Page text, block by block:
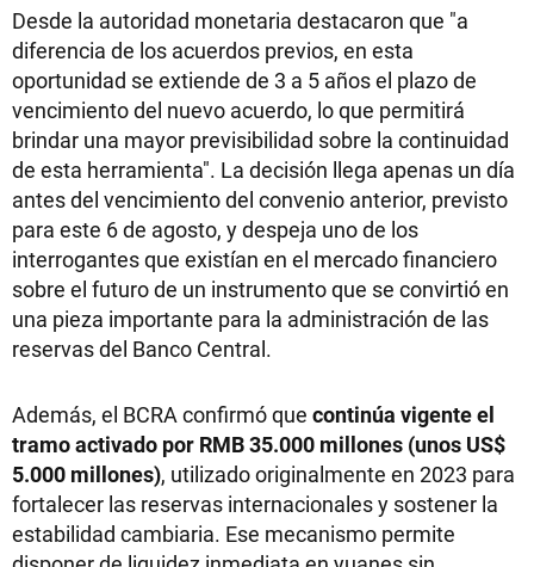
Desde la autoridad monetaria destacaron que "a
diferencia de los acuerdos previos, en esta
oportunidad se extiende de 3 a 5 años el plazo de
vencimiento del nuevo acuerdo, lo que permitirá
brindar una mayor previsibilidad sobre la continuidad
de esta herramienta". La decisión llega apenas un día
antes del vencimiento del convenio anterior, previsto
para este 6 de agosto, y despeja uno de los
interrogantes que existían en el mercado financiero
sobre el futuro de un instrumento que se convirtió en
una pieza importante para la administración de las
reservas del Banco Central.
Además, el BCRA confirmó que continúa vigente el
tramo activado por RMB 35.000 millones (unos US$
5.000 millones), utilizado originalmente en 2023 para
fortalecer las reservas internacionales y sostener la
estabilidad cambiaria. Ese mecanismo permite